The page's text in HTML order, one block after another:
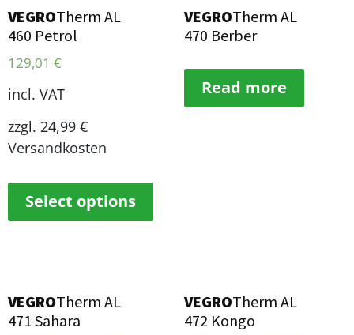
VEGROTherm AL
460 Petrol
129,01 €
incl. VAT
zzgl. 24,99 €
Versandkosten
Select options
VEGROTherm AL
470 Berber
Read more
VEGROTherm AL
471 Sahara
VEGROTherm AL
472 Kongo